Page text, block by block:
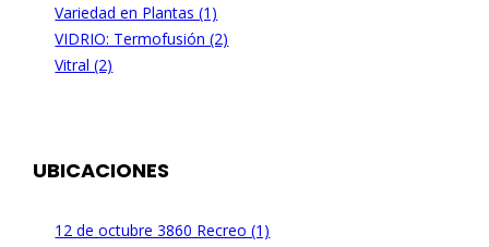
Variedad en Plantas (1)
VIDRIO: Termofusión (2)
Vitral (2)
UBICACIONES
12 de octubre 3860 Recreo (1)